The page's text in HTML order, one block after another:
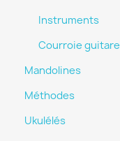
Instruments
Courroie guitare
Mandolines
Méthodes
Ukulélés